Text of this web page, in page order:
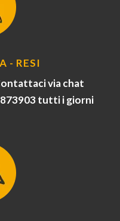
- RESI
via chat
tutti i giorni